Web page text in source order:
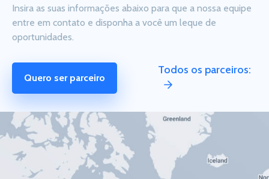
Insira as suas informações abaixo para que a nossa equipe
entre em contato e disponha a você um leque de
oportunidades.
Quero ser parceiro
Todos os parceiros: